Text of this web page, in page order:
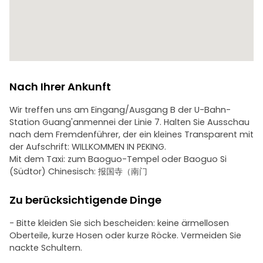
Nach Ihrer Ankunft
Wir treffen uns am Eingang/Ausgang B der U-Bahn-
Station Guang'anmennei der Linie 7. Halten Sie Ausschau
nach dem Fremdenführer, der ein kleines Transparent mit
der Aufschrift: WILLKOMMEN IN PEKING.
Mit dem Taxi: zum Baoguo-Tempel oder Baoguo Si
(Südtor) Chinesisch: 报国寺（南门
Zu berücksichtigende Dinge
- Bitte kleiden Sie sich bescheiden: keine ärmellosen
Oberteile, kurze Hosen oder kurze Röcke. Vermeiden Sie
nackte Schultern.